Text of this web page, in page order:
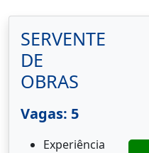
SERVENTE
DE
OBRAS
Vagas: 5
Experiência